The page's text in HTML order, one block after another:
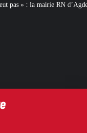
face à la meute « antiraciste »